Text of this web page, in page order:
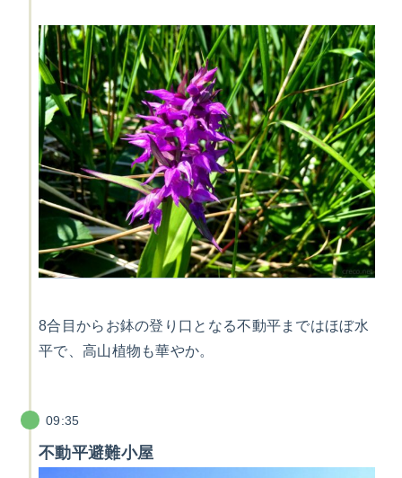
8合目からお鉢の登り口となる不動平まではほぼ水
平で、高山植物も華やか。
09:35
不動平避難小屋